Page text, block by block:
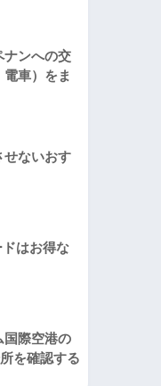
ナンへの交
車）をま
せないおす
はお得な
国際空港の
を確認する